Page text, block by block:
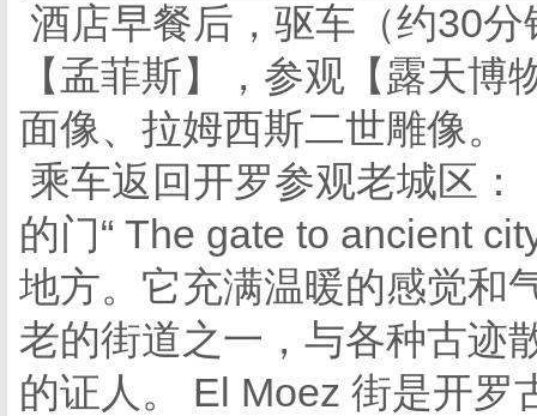
酒店早餐后，驱车（约30
【孟菲斯】，参观【露天
面像、拉姆西斯二世雕像。
乘车返回开罗参观老城区
的门“ The gate to ancient
地方。它充满温暖的感觉
老的街道之一，与各种古迹
的证人。 El Moez 街是开罗